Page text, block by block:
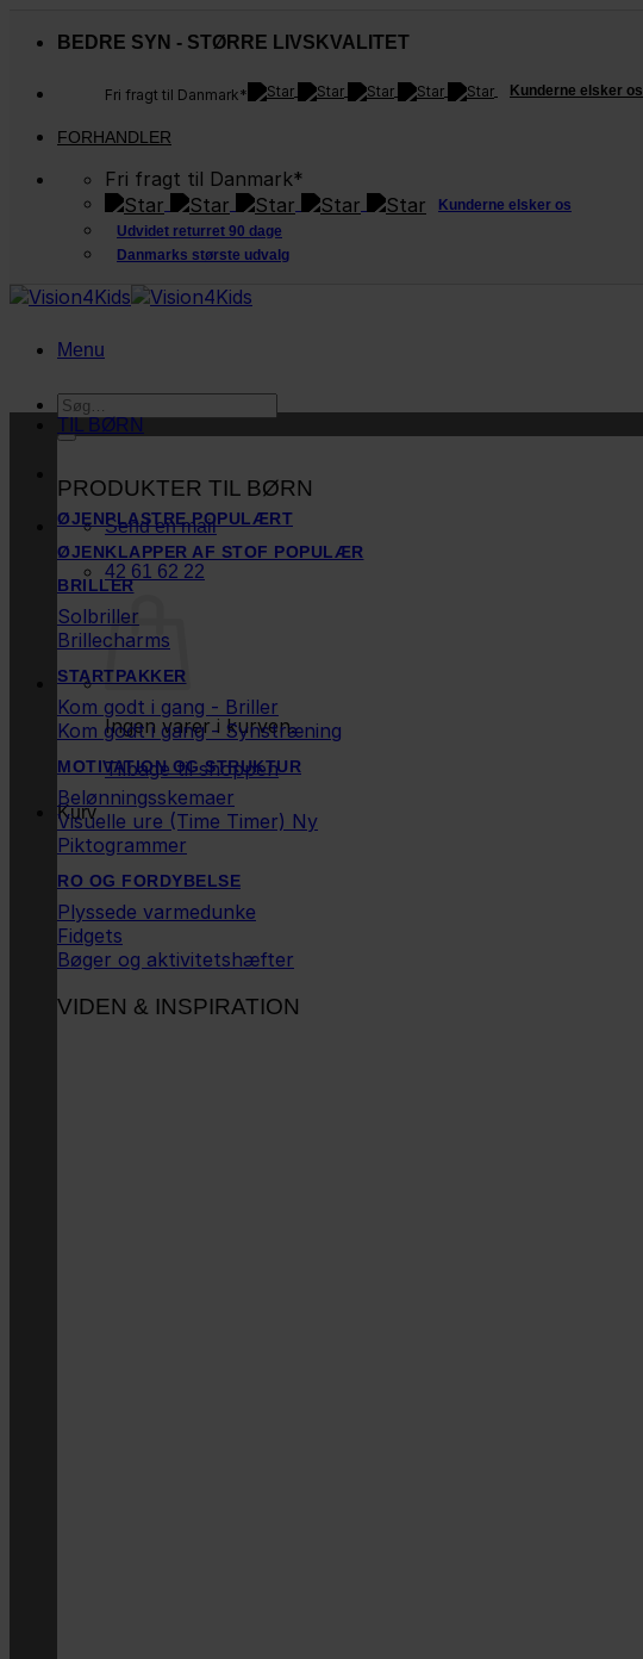
BEDRE SYN - STØRRE LIVSKVALITET
Fri fragt til Danmark* Kunderne elsker os
FORHANDLER
Fri fragt til Danmark*
Kunderne elsker os
Udvidet returret 90 dage
Danmarks største udvalg
Menu
Søg
efter:
Send en mail
42 61 62 22
Ingen varer i kurven.
Tilbage til shoppen
Kurv
TIL BØRN
PRODUKTER TIL BØRN
ØJENPLASTRE
ØJENKLAPPER AF STOF
BRILLER
Solbriller
Brillecharms
STARTPAKKER
Kom godt i gang - Briller
Kom godt i gang - Synstræning
MOTIVATION OG STRUKTUR
Belønningsskemaer
Visuelle ure (Time Timer)
Piktogrammer
RO OG FORDYBELSE
Plyssede varmedunke
Fidgets
Bøger og aktivitetshæfter
VIDEN & INSPIRATION